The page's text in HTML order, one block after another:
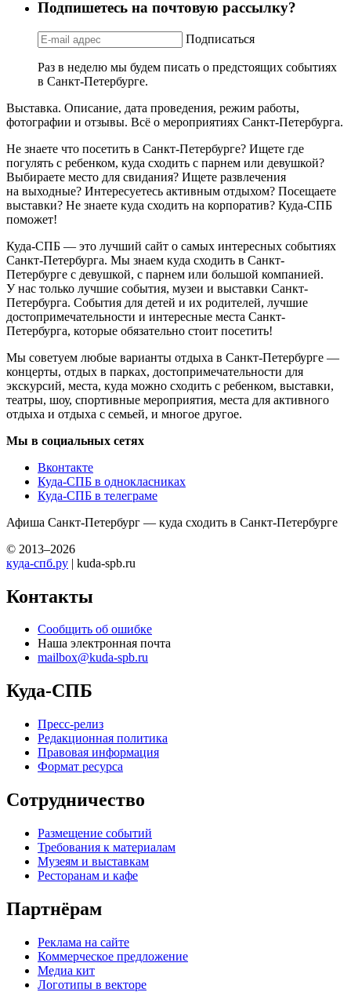
Подпишетесь на почтовую рассылку?
Подписаться
Раз в неделю мы будем писать о предстоящих событиях
в Санкт-Петербурге.
Выставка. Описание, дата проведения, режим работы,
фотографии и отзывы. Всё о мероприятиях Санкт-Петербурга.
Не знаете что посетить в Санкт-Петербурге? Ищете где
погулять с ребенком, куда сходить с парнем или девушкой?
Выбираете место для свидания? Ищете развлечения
на выходные? Интересуетесь активным отдыхом? Посещаете
выставки? Не знаете куда сходить на корпоратив? Куда-СПБ
поможет!
Куда-СПБ — это лучший сайт о самых интересных событиях
Санкт-Петербурга. Мы знаем куда сходить в Санкт-
Петербурге с девушкой, с парнем или большой компанией.
У нас только лучшие события, музеи и выставки Санкт-
Петербурга. События для детей и их родителей, лучшие
достопримечательности и интересные места Санкт-
Петербурга, которые обязательно стоит посетить!
Мы советуем любые варианты отдыха в Санкт-Петербурге —
концерты, отдых в парках, достопримечательности для
экскурсий, места, куда можно сходить с ребенком, выставки,
театры, шоу, спортивные мероприятия, места для активного
отдыха и отдыха с семьей, и многое другое.
Мы в социальных сетях
Вконтакте
Куда-СПБ в однокласниках
Куда-СПБ в телеграме
Афиша Санкт-Петербург — куда сходить в Санкт-Петербурге
© 2013–2026
куда-спб.ру | kuda-spb.ru
Контакты
Сообщить об ошибке
Наша электронная почта
mailbox@kuda-spb.ru
Куда-СПБ
Пресс-релиз
Редакционная политика
Правовая информация
Формат ресурса
Сотрудничество
Размещение событий
Требования к материалам
Музеям и выставкам
Ресторанам и кафе
Партнёрам
Реклама на сайте
Коммерческое предложение
Медиа кит
Логотипы в векторе